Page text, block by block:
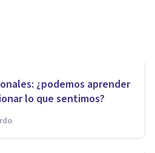
¿podemos aprender
lo que sentimos?